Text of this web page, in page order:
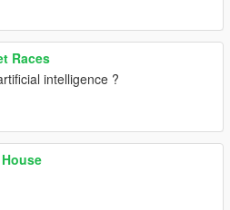
Races
intelligence ?